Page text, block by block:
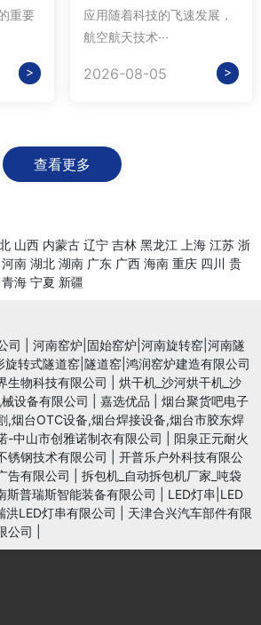
重要
>
应用随着科技的飞速发展，
航空航天技术···
2026-08-05 >
查看更多
山西 内蒙古 辽宁 吉林 黑龙江 上海 江苏 浙
河南 湖北 湖南 广东 广西 海南 重庆 四川 贵
青海 宁夏 新疆
司
河南窑炉|固始窑炉|河南旋转窑|河南隧
转式隧道窑|隧道窑|鸿润窑炉建造有限公司
生物科技有限公司
烘干机_沙河烘干机_沙
设备有限公司
嘉选优品
烟台聚货吧电子
,烟台OTC设备,烟台焊接设备,烟台市胶东焊
-中山市创雅诺制衣有限公司
阳泉正元耐火
锈钢技术有限公司
开普乐户外科技有限公
告有限公司
拆包机_自动拆包机厂家_吨袋
斯普瑞斯智能装备有限公司
LED灯串|LED
LED灯串有限公司
天津合兴汽车部件有限
公司